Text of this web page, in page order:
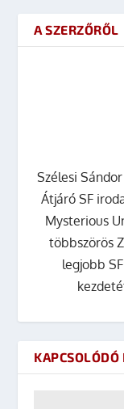
A SZERZŐRŐL
Szélesi
Átjáró SF
Mysterious
többszörös
legjobb